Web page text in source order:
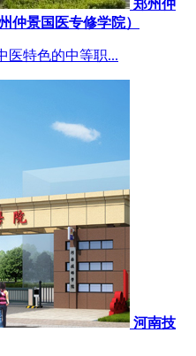
郑州仲
仲景国医专修学院）
特色的中等职...
河南技